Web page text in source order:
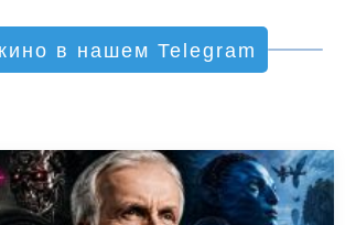
в нашем Telegram